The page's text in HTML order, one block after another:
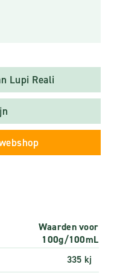
Lupi Reali
Waarden voor
100g/100mL
335 kj